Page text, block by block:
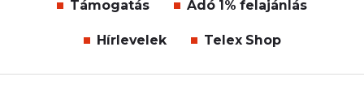
Kövess minket Facebookon is!
Követem!